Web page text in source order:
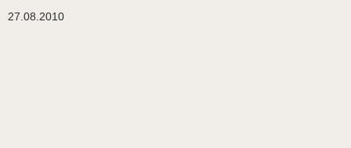
27.08.2010